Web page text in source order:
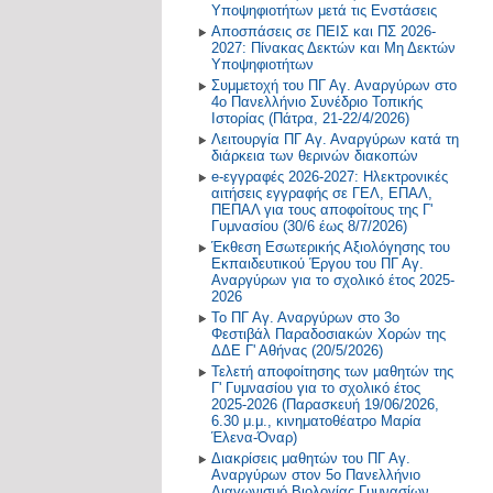
Περιβάλλον και Εκπάιδευση για την
Αειφόρο Ανάπτυξη
Πρόγραμμα Σίτισης και Υγιεινής
Διατροφής
Δραστηριότητες στο Σχολικό
Επαγγελματικό Προσανατολισμό
2021-2022
Παλαιότερα έτη
2022-2023
2019-2020
2018-2019
2017-2018
2016-2017
2015-2016
2014-2015
Παλαιότερη Έτη
Υποψηφιοτήτων μετά τις Ενστάσεις
Αποσπάσεις σε ΠΕΙΣ και ΠΣ 2026-
2027: Πίνακας Δεκτών και Μη Δεκτών
Υποψηφιοτήτων
Συμμετοχή του ΠΓ Αγ. Αναργύρων στο
4ο Πανελλήνιο Συνέδριο Τοπικής
Ιστορίας (Πάτρα, 21-22/4/2026)
Λειτουργία ΠΓ Αγ. Αναργύρων κατά τη
διάρκεια των θερινών διακοπών
e-εγγραφές 2026-2027: Ηλεκτρονικές
αιτήσεις εγγραφής σε ΓΕΛ, ΕΠΑΛ,
ΠΕΠΑΛ για τους αποφοίτους της Γ'
Γυμνασίου (30/6 έως 8/7/2026)
Έκθεση Εσωτερικής Αξιολόγησης του
Εκπαιδευτικού Έργου του ΠΓ Αγ.
Αναργύρων για το σχολικό έτος 2025-
2026
Το ΠΓ Αγ. Αναργύρων στο 3ο
Φεστιβάλ Παραδοσιακών Χορών της
ΔΔΕ Γ' Αθήνας (20/5/2026)
Τελετή αποφοίτησης των μαθητών της
Γ' Γυμνασίου για το σχολικό έτος
2025-2026 (Παρασκευή 19/06/2026,
6.30 μ.μ., κινηματοθέατρο Μαρία
Έλενα-Όναρ)
Διακρίσεις μαθητών του ΠΓ Αγ.
Αναργύρων στον 5ο Πανελλήνιο